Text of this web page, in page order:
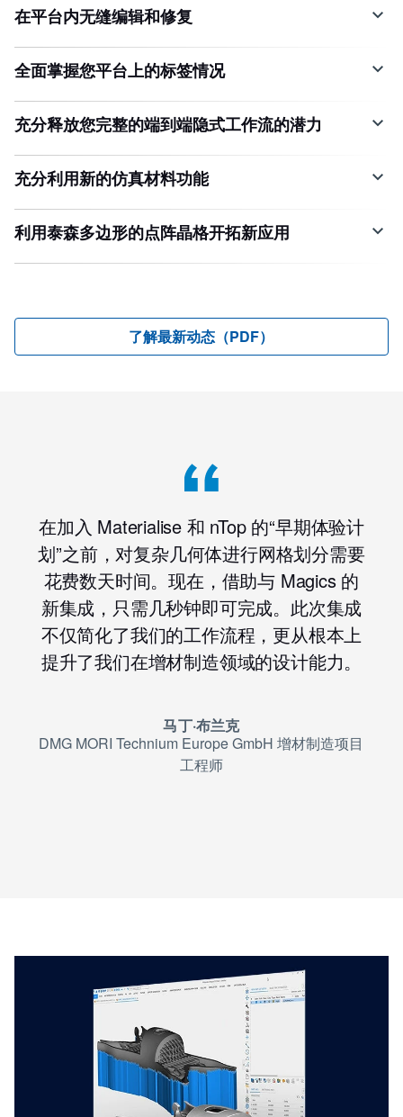
在平台内无缝编辑和修复
全面掌握您平台上的标签情况
充分释放您完整的端到端隐式工作流的潜力
充分利用新的仿真材料功能
利用泰森多边形的点阵晶格开拓新应用
了解最新动态（PDF）
在加入 Materialise 和 nTop 的“早期体验计
划”之前，对复杂几何体进行网格划分需要
花费数天时间。现在，借助与 Magics 的
新集成，只需几秒钟即可完成。此次集成
不仅简化了我们的工作流程，更从根本上
提升了我们在增材制造领域的设计能力。
马丁·布兰克
DMG MORI Technium Europe GmbH 增材制造项目
工程师